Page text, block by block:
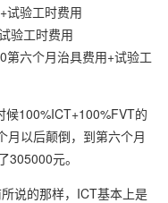
试验工时费用
验工时费用
六个月治具费用+试验工
候100%ICT+100%FVT的
月以后颠倒，到第六个月
305000元。
说的那样，ICT基本上是